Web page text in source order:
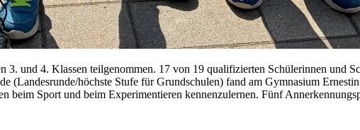
3. und 4. Klas­sen teil­ge­nom­men. 17 von 19 qua­li­fi­zier­ten Schü­le­rin­nen und
(Lan­des­run­de/höchs­te Stu­fe für Grund­schu­len) fand am Gym­na­si­um
beim Sport und beim Ex­pe­ri­men­tie­ren ken­nen­zu­ler­nen. Fünf